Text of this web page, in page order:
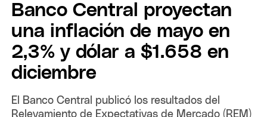
Banco Central proyectan
una inflación de mayo en
2,3% y dólar a $1.658 en
diciembre
El Banco Central publicó los resultados del
Relevamiento de Expectativas de Mercado (REM)